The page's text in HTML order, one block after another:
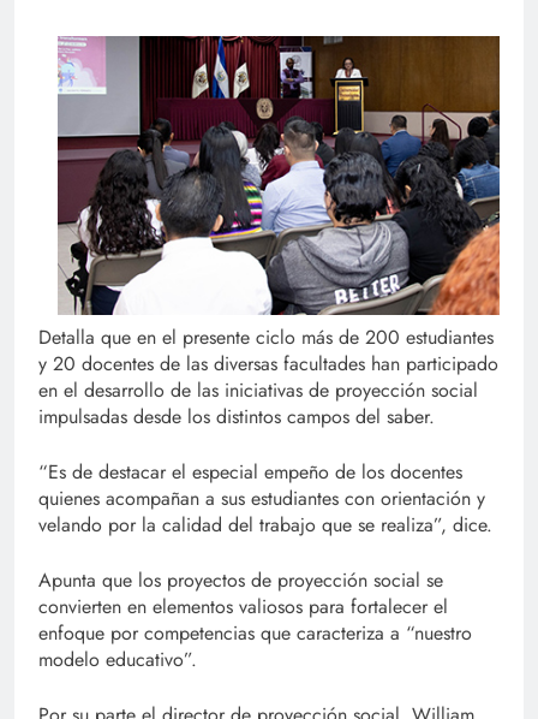
Detalla que en el presente ciclo más de 200 estudiantes
y 20 docentes de las diversas facultades han participado
en el desarrollo de las iniciativas de proyección social
impulsadas desde los distintos campos del saber.
“Es de destacar el especial empeño de los docentes
quienes acompañan a sus estudiantes con orientación y
velando por la calidad del trabajo que se realiza”, dice.
Apunta que los proyectos de proyección social se
convierten en elementos valiosos para fortalecer el
enfoque por competencias que caracteriza a “nuestro
modelo educativo”.